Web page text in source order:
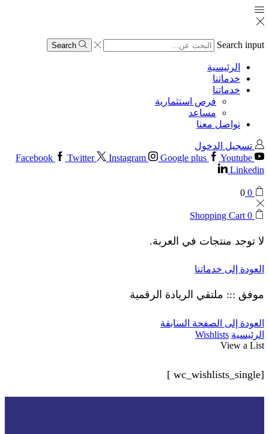
Search input
Search
الرئيسية
خدماتنا
خدماتنا
فرص استثمارية
مساعد
تواصل معنا
تسجيل الدخول
Facebook
Twitter Instagram Google plus
Youtube
Linkedin
0
0
0
Shopping Cart
لا توجد منتجات في العربة.
العودة إلى خدماتنا
موفق ::: ملتقي الريادة الرقمية
العودة إلى الصفحة السابقة
الرئيسية Wishlists
View a List
[wc_wishlists_single ]